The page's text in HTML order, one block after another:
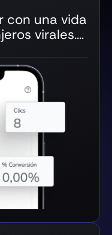
con una vida
virales….